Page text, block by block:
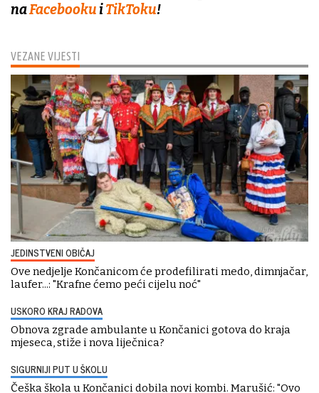
VEZANE VIJESTI
JEDINSTVENI OBIČAJ
Ove nedjelje Končanicom će prodefilirati medo, dimnjačar,
laufer...: "Krafne ćemo peći cijelu noć"
USKORO KRAJ RADOVA
Obnova zgrade ambulante u Končanici gotova do kraja
mjeseca, stiže i nova liječnica?
SIGURNIJI PUT U ŠKOLU
Češka škola u Končanici dobila novi kombi. Marušić: "Ovo
naFacebookuiTikToku!